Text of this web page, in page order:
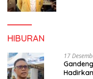
HIBURAN
17